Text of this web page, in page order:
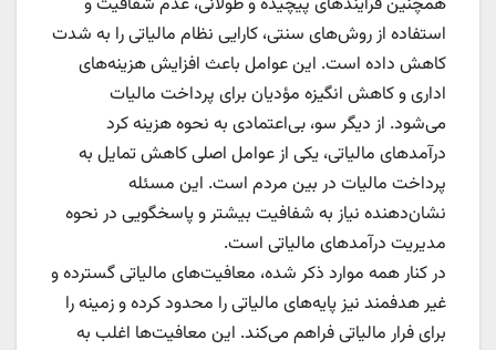
استفاده از روش‌های سنتی، کارایی نظام مالیاتی را به شدت
کاهش داده است. این عوامل باعث افزایش هزینه‌های
اداری و کاهش انگیزه مؤدیان برای پرداخت مالیات
می‌شود. از دیگر سو، بی‌اعتمادی به نحوه هزینه کرد
درآمدهای مالیاتی، یکی از عوامل اصلی کاهش تمایل به
پرداخت مالیات در بین مردم است. این مسئله
نشان‌دهنده نیاز به شفافیت بیشتر و پاسخگویی در نحوه
مدیریت درآمدهای مالیاتی است.
در کنار همه موارد ذکر شده، معافیت‌های مالیاتی گسترده و
غیر هدفمند نیز پایه‌های مالیاتی را محدود کرده و زمینه را
برای فرار مالیاتی فراهم می‌کند. این معافیت‌ها اغلب به